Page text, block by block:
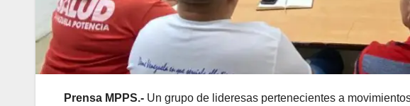
Prensa MPPS.- Un grupo de lideresas pertenecientes a